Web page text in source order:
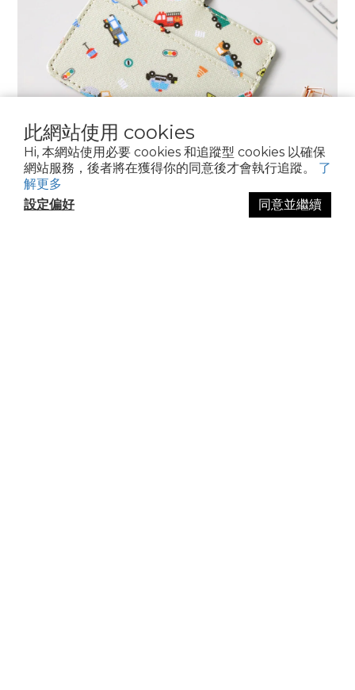
此網站使用 cookies
Hi, 本網站使用必要 cookies 和追蹤型 cookies 以確保
網站服務，後者將在獲得你的同意後才會執行追蹤。 了
解更多
設定偏好
同意並繼續